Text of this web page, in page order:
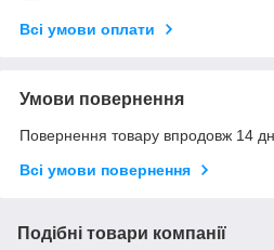
Всі умови оплати
Умови повернення
Повернення товару впродовж 14
Всі умови повернення
Подібні товари компанії